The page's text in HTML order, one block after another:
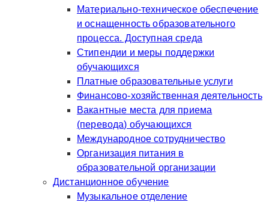
Материально-техническое обеспечение
и оснащенность образовательного
процесса. Доступная среда
Стипендии и меры поддержки
обучающихся
Платные образовательные услуги
Финансово-хозяйственная деятельность
Вакантные места для приема
(перевода) обучающихся
Международное сотрудничество
Организация питания в
образовательной организации
Дистанционное обучение
Музыкальное отделение